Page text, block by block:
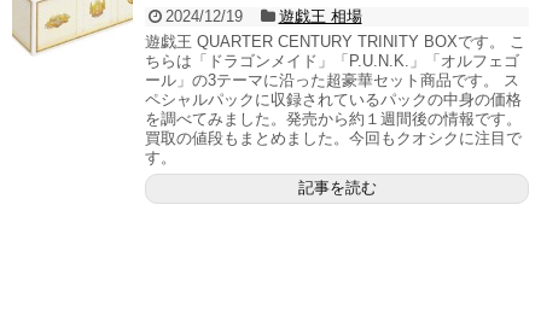
2024/12/19
遊戯王 相場
遊戯王 QUARTER CENTURY TRINITY BOXです。 こ
ちらは「ドラゴンメイド」「P.U.N.K.」「オルフェゴ
ール」の3テーマに沿った超豪華セット商品です。 ス
ペシャルパックに収録されているパックの中身の価格
を調べてみました。発売から約１週間後の情報です。
買取の値段もまとめました。今回もクオシクに注目で
す。
記事を読む